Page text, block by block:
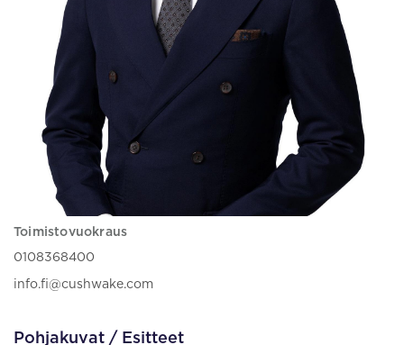
Toimistovuokraus
0108368400
info.fi@cushwake.com
Pohjakuvat / Esitteet